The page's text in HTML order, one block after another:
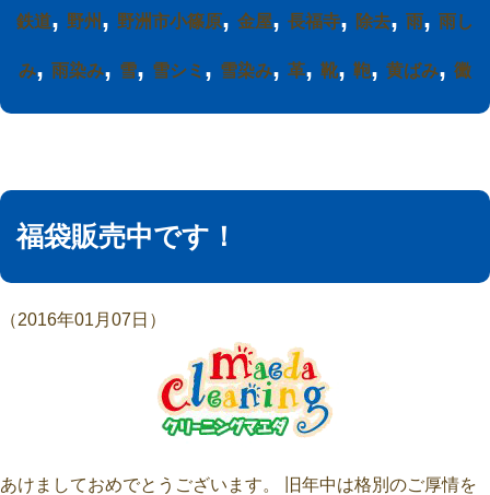
鉄道, 野州 , 野洲市小篠原, 金屋, 長福寺, 除去, 雨, 雨し
み, 雨染み, 雪, 雪シミ , 雪染み, 革, 靴, 鞄, 黄ばみ, 黴
福袋販売中です！
（2016年01月07日）
あけましておめでとうございます。 旧年中は格別のご厚情を